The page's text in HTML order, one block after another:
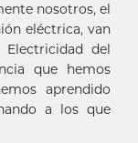
nosotros, el
eléctrica, van
del
que hemos
aprendido
a los que